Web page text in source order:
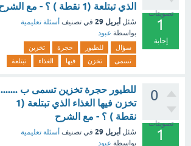
تصويتات
1
إجابة
الذي تبتلعة (1 نقطة ) ؟ - مع الشرح
سُئل أبريل 29 في تصنيف أسئلة تعليمية
بواسطة عبود
سؤال للطيور حجرة
تخزين
تسمى
تخزن فيها الغذاء تبتلعة
0
تصويتات
1
للطيور حجرة تخزين تسمى ب .......
تخزن فيها الغذاء الذي تبتلعة (1
نقطة ) ؟ - مع الشرح
سُئل أبريل 29 في تصنيف أسئلة تعليمية
بواسطة عبود